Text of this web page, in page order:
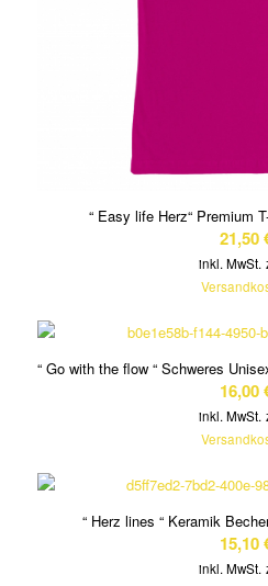
“ Easy life Herz“ Premium
21,50
inkl. MwSt.
“ Go with the flow “ Schweres
16,00
inkl. MwSt.
“ Herz lines “ Keramik
15,10
inkl. MwSt.